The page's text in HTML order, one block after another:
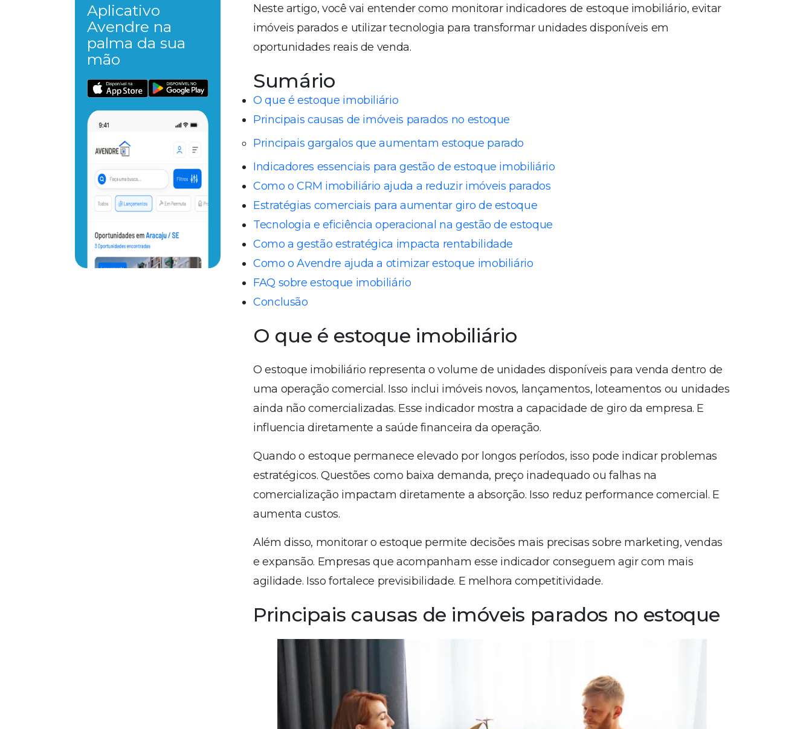
Aplicativo
Avendre na
palma da sua
mão
Neste artigo, você vai entender como monitorar indicadores de estoque imobiliário, evitar
imóveis parados e utilizar tecnologia para transformar unidades disponíveis em
oportunidades reais de venda.
Sumário
O que é estoque imobiliário
Principais causas de imóveis parados no estoque
Principais gargalos que aumentam estoque parado
Indicadores essenciais para gestão de estoque imobiliário
Como o CRM imobiliário ajuda a reduzir imóveis parados
Estratégias comerciais para aumentar giro de estoque
Tecnologia e eficiência operacional na gestão de estoque
Como a gestão estratégica impacta rentabilidade
Como o Avendre ajuda a otimizar estoque imobiliário
FAQ sobre estoque imobiliário
Conclusão
O que é estoque imobiliário
O estoque imobiliário representa o volume de unidades disponíveis para venda dentro de
uma operação comercial. Isso inclui imóveis novos, lançamentos, loteamentos ou unidades
ainda não comercializadas. Esse indicador mostra a capacidade de giro da empresa. E
influencia diretamente a saúde financeira da operação.
Quando o estoque permanece elevado por longos períodos, isso pode indicar problemas
estratégicos. Questões como baixa demanda, preço inadequado ou falhas na
comercialização impactam diretamente a absorção. Isso reduz performance comercial. E
aumenta custos.
Além disso, monitorar o estoque permite decisões mais precisas sobre marketing, vendas
e expansão. Empresas que acompanham esse indicador conseguem agir com mais
agilidade. Isso fortalece previsibilidade. E melhora competitividade.
Principais causas de imóveis parados no estoque